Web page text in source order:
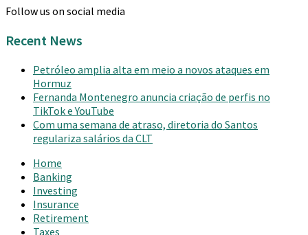
Follow us on social media
Recent News
Petróleo amplia alta em meio a novos ataques em
Hormuz
Fernanda Montenegro anuncia criação de perfis no
TikTok e YouTube
Com uma semana de atraso, diretoria do Santos
regulariza salários da CLT
Home
Banking
Investing
Insurance
Retirement
Taxes